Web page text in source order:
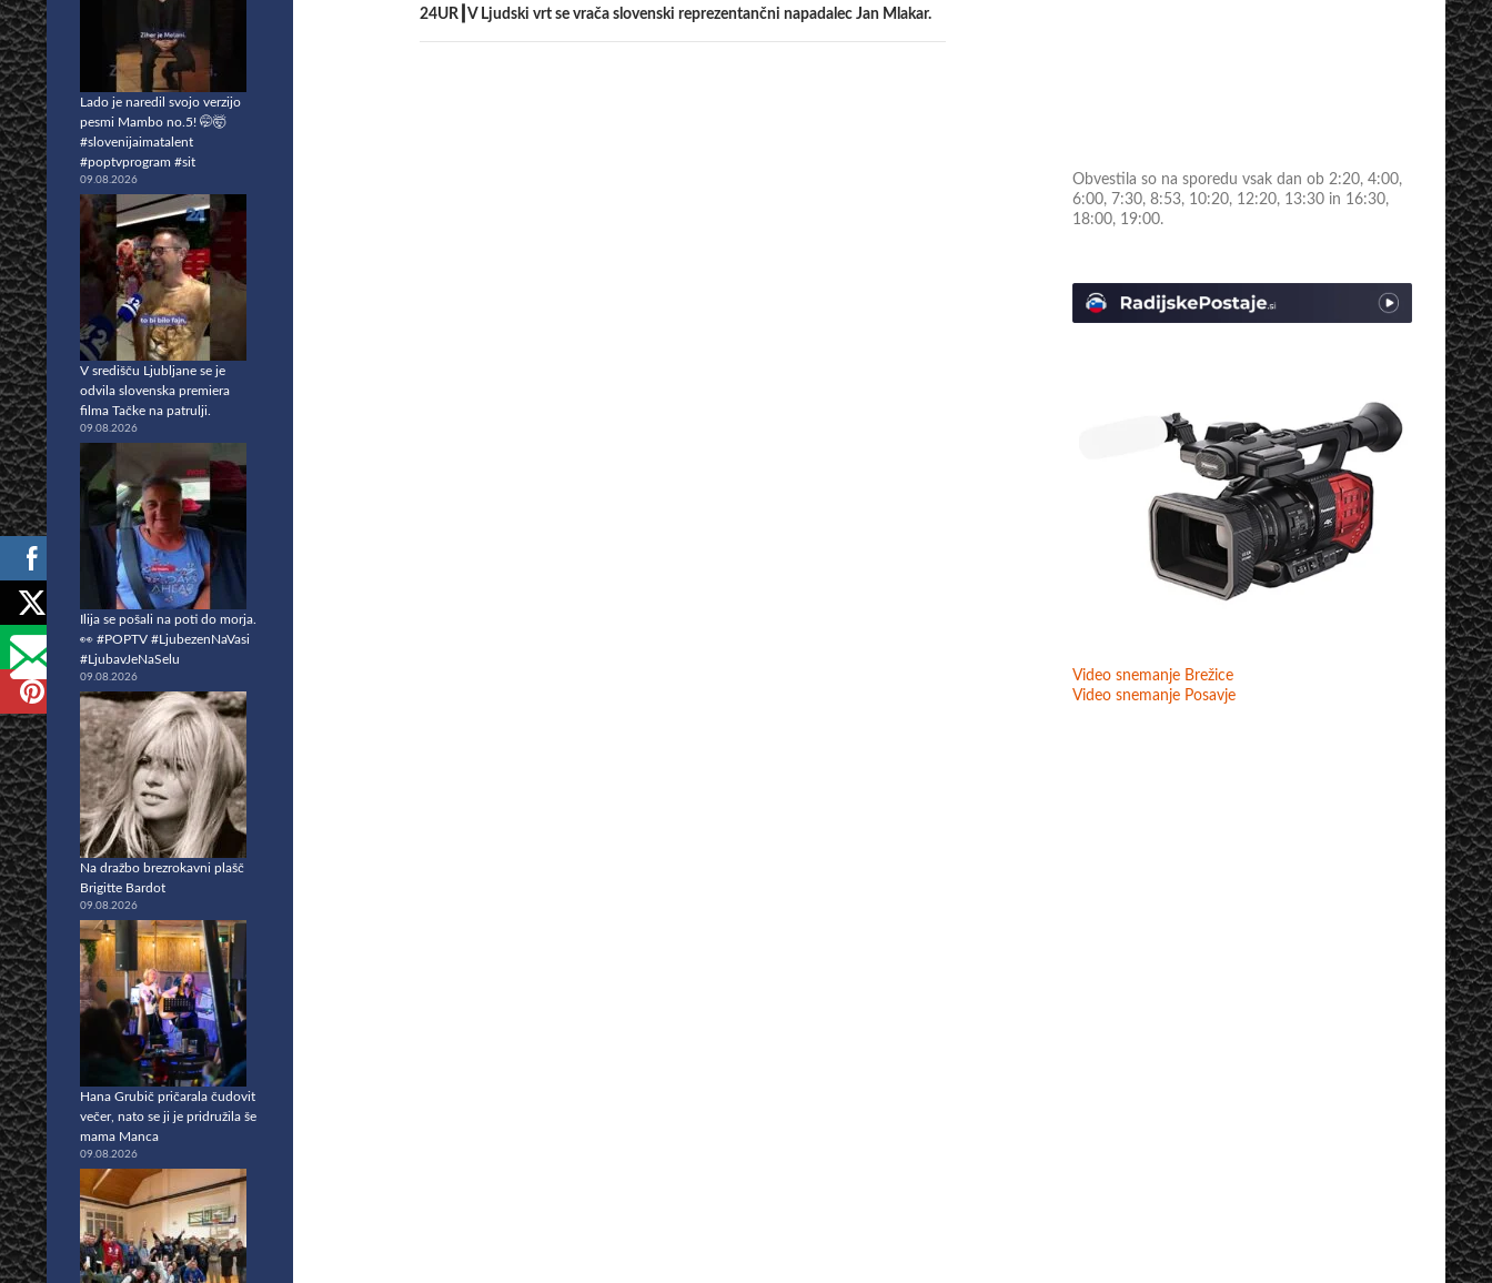
24UR┃V Ljudski vrt se vrača slovenski reprezentančni napadalec Jan Mlakar.
Obvestila so na sporedu vsak dan ob 2:20, 4:00,
6:00, 7:30, 8:53, 10:20, 12:20, 13:30 in 16:30,
18:00, 19:00.
Video snemanje Brežice
Video snemanje Posavje
Lado je naredil svojo verzijo
pesmi Mambo no.5! 🤭🤯
#slovenijaimatalent
#poptvprogram #sit
09.08.2026
V središču Ljubljane se je
odvila slovenska premiera
filma Tačke na patrulji.
09.08.2026
Ilija se pošali na poti do morja.
👀 #POPTV #LjubezenNaVasi
#LjubavJeNaSelu
09.08.2026
Na dražbo brezrokavni plašč
Brigitte Bardot
09.08.2026
Hana Grubič pričarala čudovit
večer, nato se ji je pridružila še
mama Manca
09.08.2026